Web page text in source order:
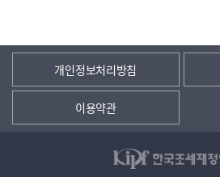
개인정보처리방침
이용약관